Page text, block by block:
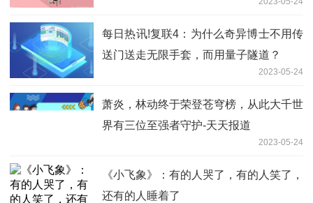
每日热讯!复联4：为什么奇异博士不用传
送门送走无限手套，而用量子隧道？
2023-05-24
萧炎，林动终于荣登苍穹榜，从此大千世
界有三位至强者守护-天天报道
2023-05-24
《小飞象》：有的人哭了，有的人笑了，
还有的人睡着了